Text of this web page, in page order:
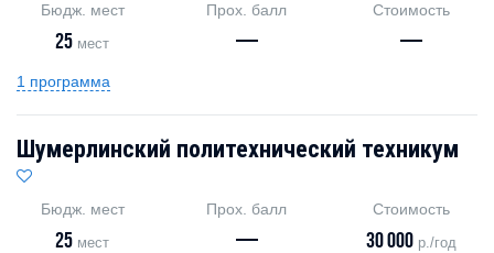
Бюдж. мест
25 мест
Прох. балл
—
Стоимость
—
1 программа
Шумерлинский политехнический техникум
Бюдж. мест
25 мест
Прох. балл
—
Стоимость
30 000 р./год